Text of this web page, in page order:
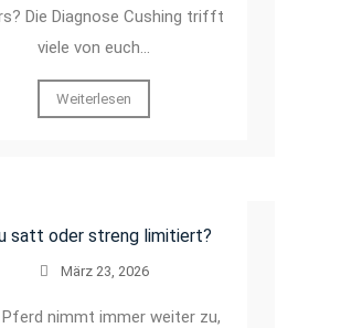
Die Diagnose Cushing trifft
viele von euch…
Weiterlesen
satt oder streng limitiert?
März 23, 2026
Pferd nimmt immer weiter zu,